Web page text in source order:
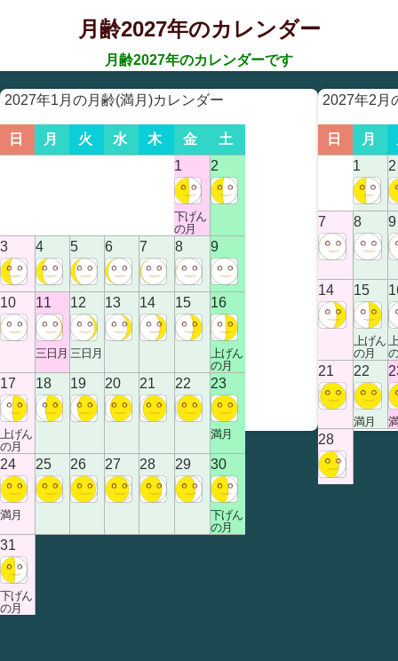
月齢2027年のカレンダー
月齢2027年のカレンダーです
2027年1月の月齢(満月)カレンダー
日 月 火 水 木 金
土
1
下げん
の月
2
3 4 5 6 7 8 9
10 11
三日月
12
三日月
13 14 15 16
上げん
の月
17
上げん
の月
18 19 20 21 22 23
満月
24
満月
25 26 27 28 29 30
下げん
の月
31
下げん
の月
2027年2月
日 月
1
2
7 8 9
14 15
上げん
の月
21 22
満月
28